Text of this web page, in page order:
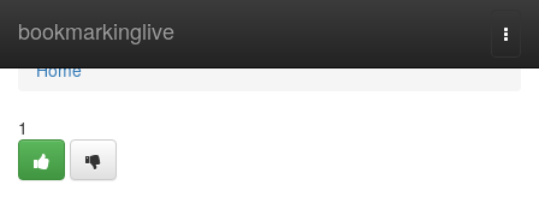
bookmarkinglive
Home
Home
1